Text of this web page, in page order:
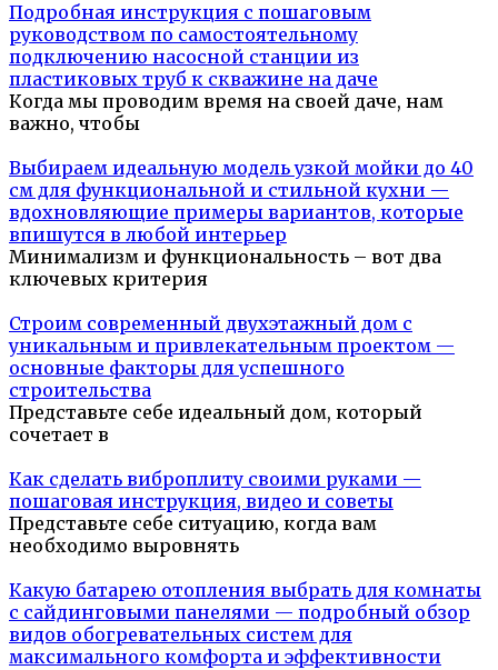
Подробная инструкция с пошаговым
руководством по самостоятельному
подключению насосной станции из
пластиковых труб к скважине на даче
Когда мы проводим время на своей даче, нам
важно, чтобы
Выбираем идеальную модель узкой мойки до 40
см для функциональной и стильной кухни —
вдохновляющие примеры вариантов, которые
впишутся в любой интерьер
Минимализм и функциональность – вот два
ключевых критерия
Строим современный двухэтажный дом с
уникальным и привлекательным проектом —
основные факторы для успешного
строительства
Представьте себе идеальный дом, который
сочетает в
Как сделать виброплиту своими руками —
пошаговая инструкция, видео и советы
Представьте себе ситуацию, когда вам
необходимо выровнять
Какую батарею отопления выбрать для комнаты
с сайдинговыми панелями — подробный обзор
видов обогревательных систем для
максимального комфорта и эффективности